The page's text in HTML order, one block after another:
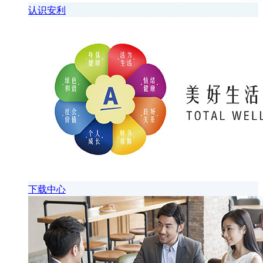
认识安利
下载中心